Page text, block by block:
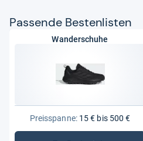
Pas­sende Bes­ten­lis­ten
Wanderschuhe
Preisspanne:15 € bis 500 €